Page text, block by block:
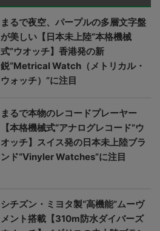
まるで夜空、パープルの多層文字盤
が美しい【日本未上陸“本格機械
式”ウオッチ】香港発の新
鋭“Metrical Watch（メトリカル・
ウォッチ）”に注目
まるで本物のレコードプレーヤー
【本格機械式“アナログレコード”ウ
オッチ】スイス発の日本未上陸ブラ
ンド“Vinyler Watches”に注目
シチズン・ミヨタ製“高機能”ムーヴ
メント搭載【310m防水ダイバーズ